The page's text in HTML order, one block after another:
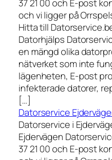
37 21 00 och E-post
och vi ligger på
Hitta till
Datorhjälps
en mängd olika
nätverket som inte
lägenheten, E-post
infekterade datorer,
[…]
Datorservice
Datorservice i
Ejdervägen
37 21 00 och E-post